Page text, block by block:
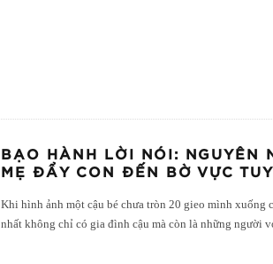
BẠO HÀNH LỜI NÓI: NGUYÊN
MẸ ĐẨY CON ĐẾN BỜ VỰC
Khi hình ảnh một cậu bé chưa tròn 20 gieo mình xuống
nhất không chỉ có gia đình cậu mà còn là những người